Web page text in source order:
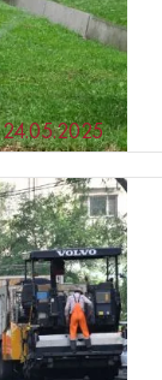
24.05.2025